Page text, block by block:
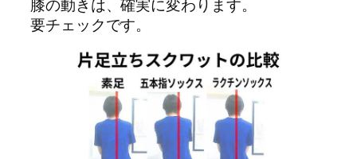
膝の動きは、確実に変わります。
要チェックです。